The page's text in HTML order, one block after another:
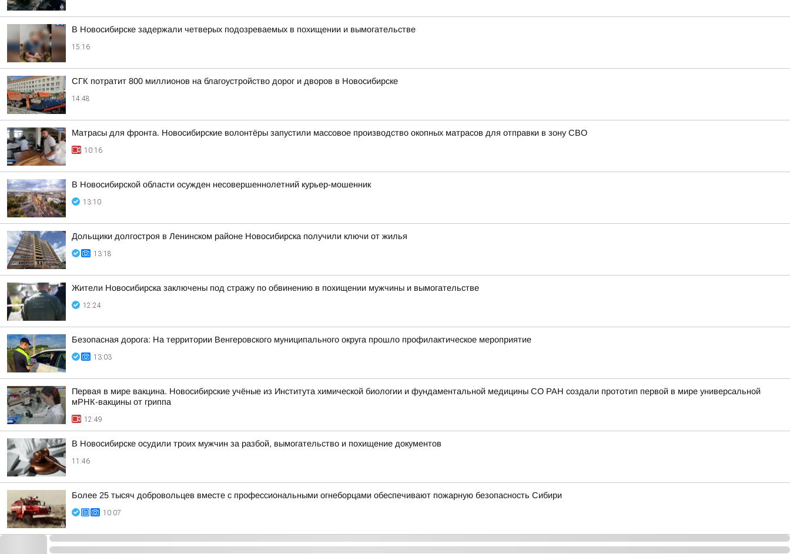
В Новосибирске задержали четверых подозреваемых в похищении и вымогательстве
15:16
СГК потратит 800 миллионов на благоустройство дорог и дворов в Новосибирске
14:48
Матрасы для фронта. Новосибирские волонтёры запустили массовое производство окопных матрасов для отправки в зону СВО
10:16
В Новосибирской области осужден несовершеннолетний курьер-мошенник
13:10
Дольщики долгостроя в Ленинском районе Новосибирска получили ключи от жилья
13:18
Жители Новосибирска заключены под стражу по обвинению в похищении мужчины и вымогательстве
12:24
Безопасная дорога: На территории Венгеровского муниципального округа прошло профилактическое мероприятие
13:03
Первая в мире вакцина. Новосибирские учёные из Института химической биологии и фундаментальной медицины СО РАН создали прототип первой в мире универсальной
мРНК-вакцины от гриппа
12:49
В Новосибирске осудили троих мужчин за разбой, вымогательство и похищение документов
11:46
Более 25 тысяч добровольцев вместе с профессиональными огнеборцами обеспечивают пожарную безопасность Сибири
10:07